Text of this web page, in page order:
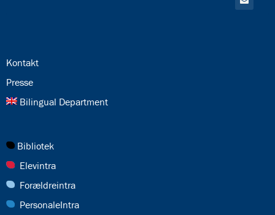
til:
24.0:
Kontakt
25.0:
Presse
26.0:
Bilingual Department
27.0:
Bibliotek
28.0:
Elevintra
29.0:
Forældreintra
30.0:
PersonaleIntra